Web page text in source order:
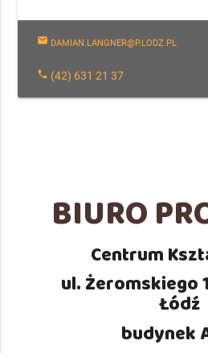
mail DAMIAN.LANGNER@P.LODZ.PL
phone (42) 631 21 37
BIURO
Centrum
ul. Żeromskiego
Łódź
budynek